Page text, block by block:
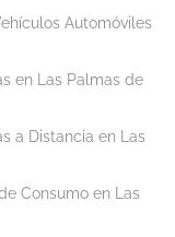
Automóviles
en Las Palmas de
a Distancia en Las
Consumo en Las